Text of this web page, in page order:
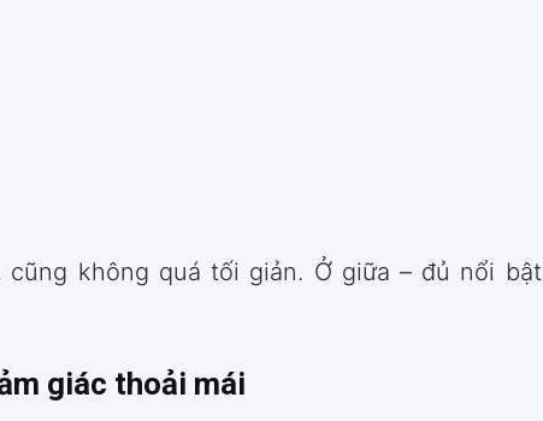
không quá tối giản. Ở giữa – đủ nổi bật
giác thoải mái